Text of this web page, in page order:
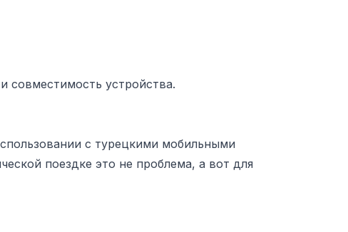
совместимость устройства.
с турецкими мобильными
поездке это не проблема, а вот для